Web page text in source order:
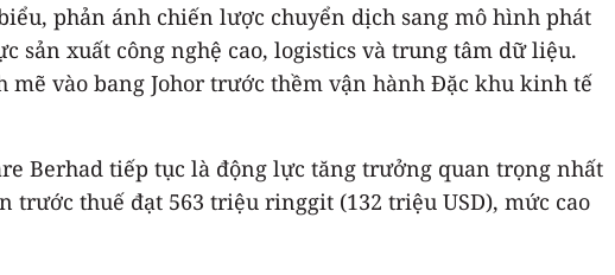
phản ánh chiến lược chuyển dịch sang mô hình phát
sản xuất công nghệ cao, logistics và trung tâm dữ liệu.
vào bang Johor trước thềm vận hành Đặc khu kinh tế
Berhad tiếp tục là động lực tăng trưởng quan trọng nhất
trước thuế đạt 563 triệu ringgit (132 triệu USD), mức cao